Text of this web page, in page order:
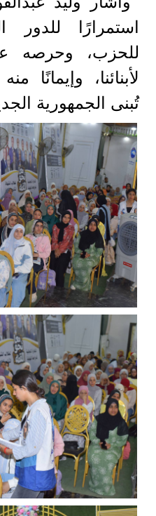
استمرارًا للدور
للحزب، وحرصه
لأبنائنا، وإيمانًا
تُبنى الجمهورية